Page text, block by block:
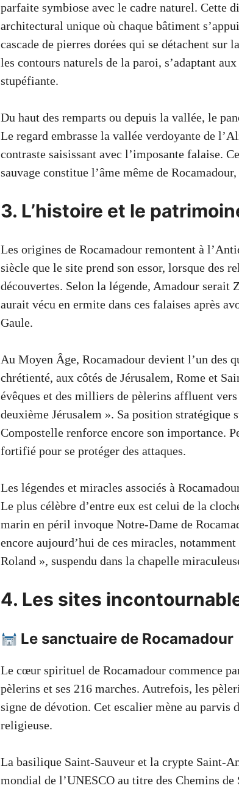
parfaite symbiose avec le cadre naturel. Cette
architectural unique où chaque bâtiment
cascade de pierres dorées qui se détachent
les contours naturels de la paroi, s’adaptant
stupéfiante.
Du haut des remparts ou depuis la vallée, le
Le regard embrasse la vallée verdoyante de
contraste saisissant avec l’imposante falaise.
sauvage constitue l’âme même de
3. L’histoire et le
Les origines de Rocamadour remontent à
siècle que le site prend son essor, lorsque des
découvertes. Selon la légende, Amadour serait
aurait vécu en ermite dans ces falaises après
Gaule.
Au Moyen Âge, Rocamadour devient l’un des
chrétienté, aux côtés de Jérusalem, Rome et
évêques et des milliers de pèlerins affluent
deuxième Jérusalem ». Sa position stratégique
Compostelle renforce encore son importance.
fortifié pour se protéger des attaques.
Les légendes et miracles associés à
Le plus célèbre d’entre eux est celui de la
marin en péril invoque Notre-Dame de
encore aujourd’hui de ces miracles,
Roland », suspendu dans la chapelle
4. Les sites
Le sanctuaire de Rocamadour
Le cœur spirituel de Rocamadour commence
pèlerins et ses 216 marches. Autrefois, les
signe de dévotion. Cet escalier mène au parvis
religieuse.
La basilique Saint-Sauveur et la crypte Saint-
mondial de l’UNESCO au titre des Chemins